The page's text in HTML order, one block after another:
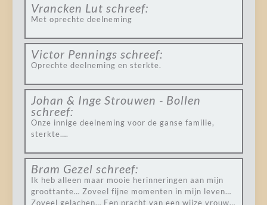
Vrancken Lut schreef:
Met oprechte deelneming
Victor Pennings schreef:
Oprechte deelneming en sterkte.
Johan & Inge Strouwen - Bollen
schreef:
Onze innige deelneming voor de ganse familie,
sterkte….
Bram Gezel schreef:
Ik heb alleen maar mooie herinneringen aan mijn
groottante… Zoveel fijne momenten in mijn leven…
Zoveel gelachen… Een pracht van een wijze vrouw…